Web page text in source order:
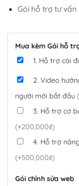
Gói hỗ trợ tư
Mua kèm Gói hỗ
1. Hỗ trợ cài
2. Video
người mới bắt đầu
3. Hỗ trợ cơ
(+200,000₫)
4. Hỗ trợ
(+500,000₫)
Gói chỉnh sửa web